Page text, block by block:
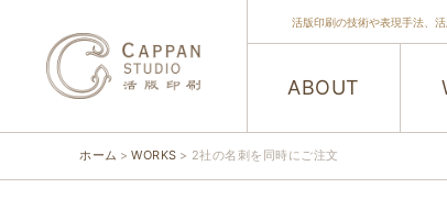
活版印刷の技術や表現手法、
ABOUT
ホーム WORKS 2社の名刺を同時にご注文